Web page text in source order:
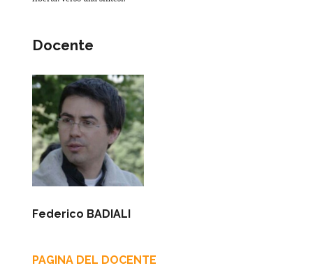
Docente
Federico BADIALI
PAGINA DEL DOCENTE